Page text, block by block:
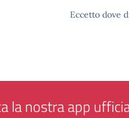
Eccetto dove
la nostra app